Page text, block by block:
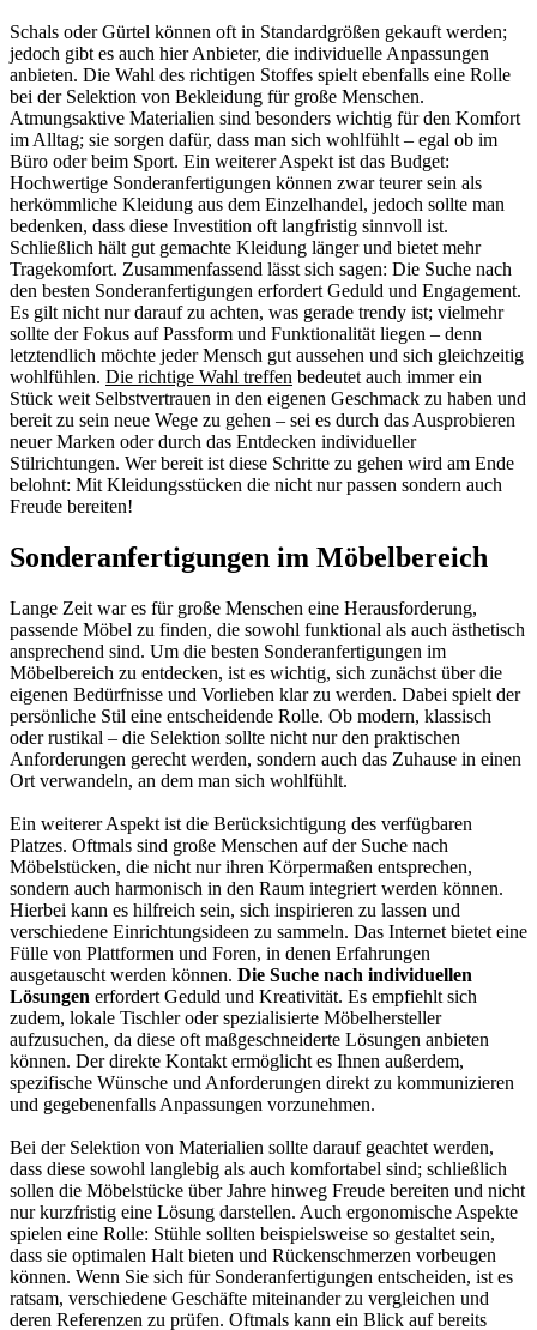
Schals oder Gürtel können oft in Standardgrößen gekauft werden;
jedoch gibt es auch hier Anbieter, die individuelle Anpassungen
anbieten. Die Wahl des richtigen Stoffes spielt ebenfalls eine Rolle
bei der Selektion von Bekleidung für große Menschen.
Atmungsaktive Materialien sind besonders wichtig für den Komfort
im Alltag; sie sorgen dafür, dass man sich wohlfühlt – egal ob im
Büro oder beim Sport. Ein weiterer Aspekt ist das Budget:
Hochwertige Sonderanfertigungen können zwar teurer sein als
herkömmliche Kleidung aus dem Einzelhandel, jedoch sollte man
bedenken, dass diese Investition oft langfristig sinnvoll ist.
Schließlich hält gut gemachte Kleidung länger und bietet mehr
Tragekomfort. Zusammenfassend lässt sich sagen: Die Suche nach
den besten Sonderanfertigungen erfordert Geduld und Engagement.
Es gilt nicht nur darauf zu achten, was gerade trendy ist; vielmehr
sollte der Fokus auf Passform und Funktionalität liegen – denn
letztendlich möchte jeder Mensch gut aussehen und sich gleichzeitig
wohlfühlen. Die richtige Wahl treffen bedeutet auch immer ein
Stück weit Selbstvertrauen in den eigenen Geschmack zu haben und
bereit zu sein neue Wege zu gehen – sei es durch das Ausprobieren
neuer Marken oder durch das Entdecken individueller
Stilrichtungen. Wer bereit ist diese Schritte zu gehen wird am Ende
belohnt: Mit Kleidungsstücken die nicht nur passen sondern auch
Freude bereiten!
Sonderanfertigungen im Möbelbereich
Lange Zeit war es für große Menschen eine Herausforderung,
passende Möbel zu finden, die sowohl funktional als auch ästhetisch
ansprechend sind. Um die besten Sonderanfertigungen im
Möbelbereich zu entdecken, ist es wichtig, sich zunächst über die
eigenen Bedürfnisse und Vorlieben klar zu werden. Dabei spielt der
persönliche Stil eine entscheidende Rolle. Ob modern, klassisch
oder rustikal – die Selektion sollte nicht nur den praktischen
Anforderungen gerecht werden, sondern auch das Zuhause in einen
Ort verwandeln, an dem man sich wohlfühlt.
Ein weiterer Aspekt ist die Berücksichtigung des verfügbaren
Platzes. Oftmals sind große Menschen auf der Suche nach
Möbelstücken, die nicht nur ihren Körpermaßen entsprechen,
sondern auch harmonisch in den Raum integriert werden können.
Hierbei kann es hilfreich sein, sich inspirieren zu lassen und
verschiedene Einrichtungsideen zu sammeln. Das Internet bietet eine
Fülle von Plattformen und Foren, in denen Erfahrungen
ausgetauscht werden können. Die Suche nach individuellen
Lösungen erfordert Geduld und Kreativität. Es empfiehlt sich
zudem, lokale Tischler oder spezialisierte Möbelhersteller
aufzusuchen, da diese oft maßgeschneiderte Lösungen anbieten
können. Der direkte Kontakt ermöglicht es Ihnen außerdem,
spezifische Wünsche und Anforderungen direkt zu kommunizieren
und gegebenenfalls Anpassungen vorzunehmen.
Bei der Selektion von Materialien sollte darauf geachtet werden,
dass diese sowohl langlebig als auch komfortabel sind; schließlich
sollen die Möbelstücke über Jahre hinweg Freude bereiten und nicht
nur kurzfristig eine Lösung darstellen. Auch ergonomische Aspekte
spielen eine Rolle: Stühle sollten beispielsweise so gestaltet sein,
dass sie optimalen Halt bieten und Rückenschmerzen vorbeugen
können. Wenn Sie sich für Sonderanfertigungen entscheiden, ist es
ratsam, verschiedene Geschäfte miteinander zu vergleichen und
deren Referenzen zu prüfen. Oftmals kann ein Blick auf bereits